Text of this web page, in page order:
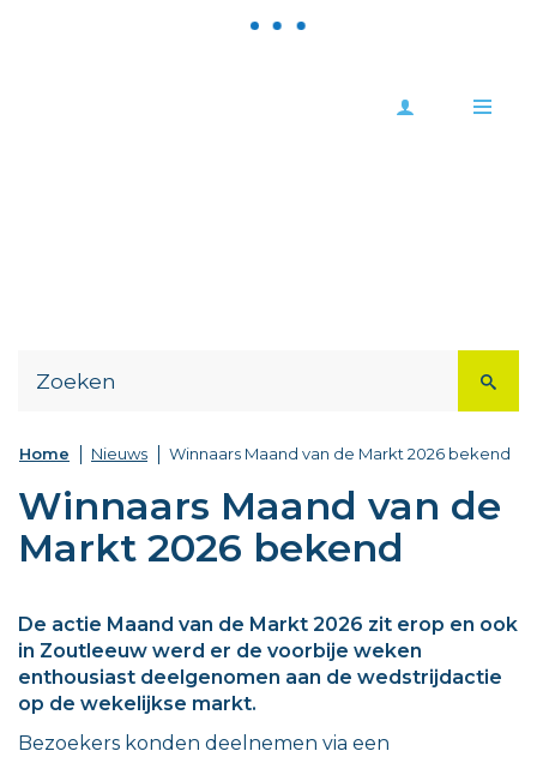
Meld
Home Nieuws Winnaars Maand van de Markt 2026 bekend
Winnaars Maand van de
Markt 2026 bekend
De actie Maand van de Markt 2026 zit erop en ook
in Zoutleeuw werd er de voorbije weken
enthousiast deelgenomen aan de wedstrijdactie
op de wekelijkse markt.
Bezoekers konden deelnemen via een